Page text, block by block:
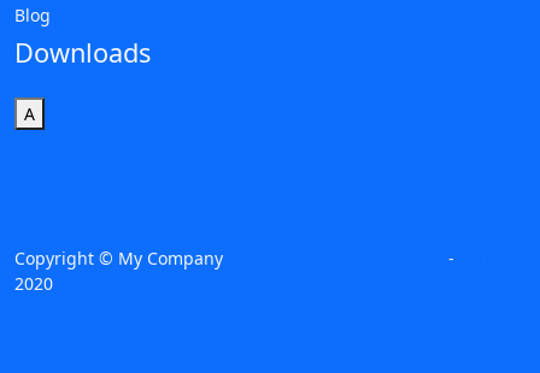
Blog
Downloads
A
Copyright © My Company
2020
-